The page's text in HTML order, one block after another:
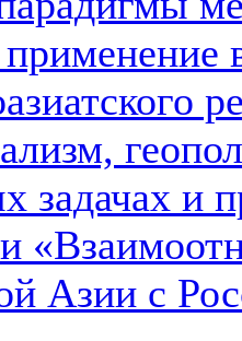
и
Азии с